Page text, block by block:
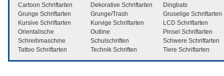
Cartoon Schriftarten
Dekorative Schriftarten
Dingbats
Grunge Schriftarten
Grunge/Trash
Gruselige Schriftarten
Kursive Schriftarten
Kurvige Schriftarten
LCD Schriftarten
Orientalische
Outline
Pinsel Schriftarten
Schreibmaschine
Schulschriften
Schwere Schriftarten
Tattoo Schriftarten
Technik Schriften Tiere Schriftarten